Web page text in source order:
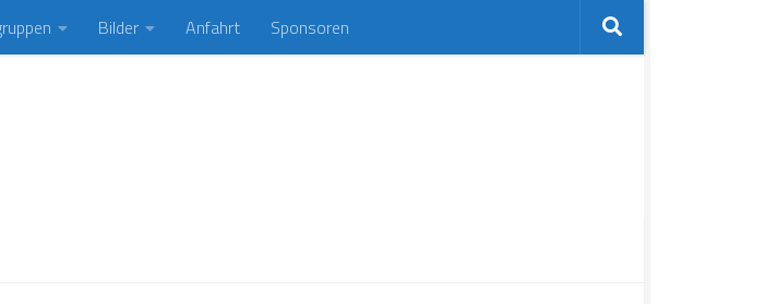
Bilder Anfahrt Sponsoren